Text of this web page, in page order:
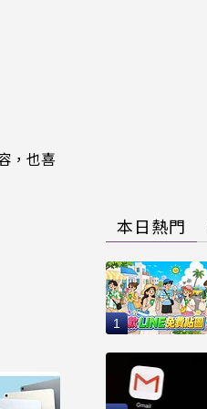
，也喜
本日熱門